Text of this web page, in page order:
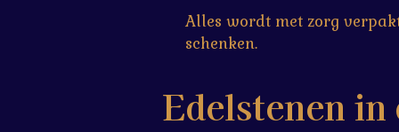
Alles wordt met zorg
schenken.
Edelstenen